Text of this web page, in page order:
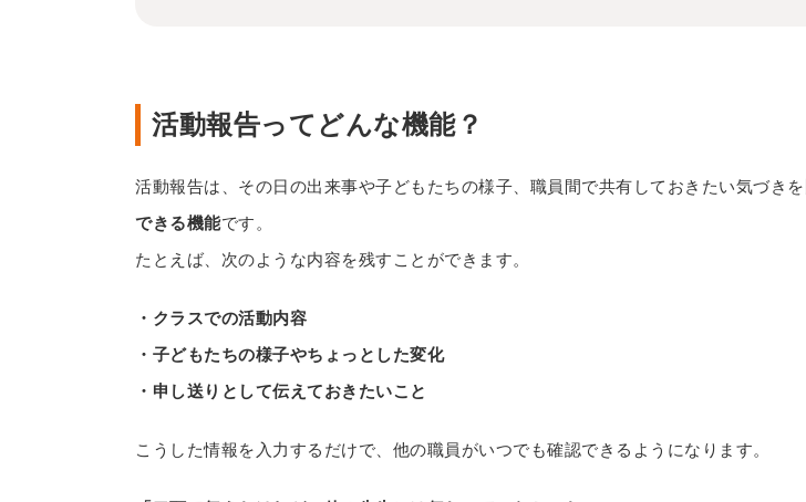
活動報告ってどんな機能？
活動報告は、その日の出来事や子どもたちの様子、職員間で共有しておきたい気づきを
できる機能です。
たとえば、次のような内容を残すことができます。
・クラスでの活動内容
・子どもたちの様子やちょっとした変化
・申し送りとして伝えておきたいこと
こうした情報を入力するだけで、他の職員がいつでも確認できるようになります。